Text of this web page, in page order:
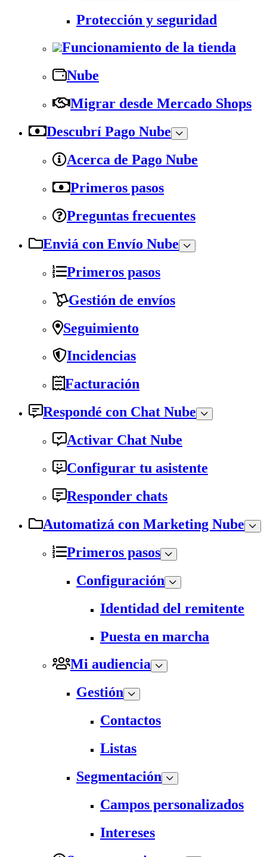
Protección y seguridad
Funcionamiento de la tienda
Nube
Migrar desde Mercado Shops
Descubrí Pago Nube
Acerca de Pago Nube
Primeros pasos
Preguntas frecuentes
Enviá con Envío Nube
Primeros pasos
Gestión de envíos
Seguimiento
Incidencias
Facturación
Respondé con Chat Nube
Activar Chat Nube
Configurar tu asistente
Responder chats
Automatizá con Marketing Nube
Primeros pasos
Configuración
Identidad del remitente
Puesta en marcha
Mi audiencia
Gestión
Contactos
Listas
Segmentación
Campos personalizados
Intereses